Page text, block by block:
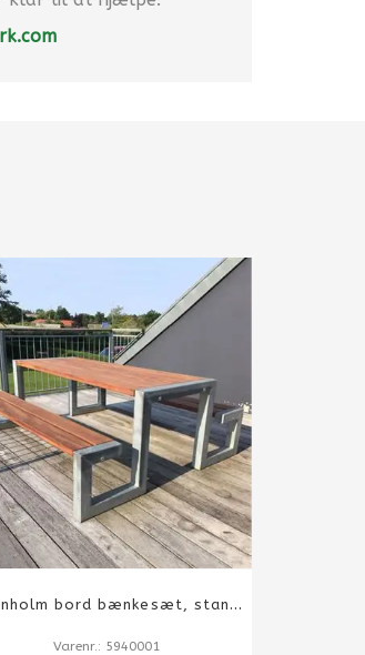
Rosenholm bord bænkesæt, standard mahogni
Varenr.: 5940001